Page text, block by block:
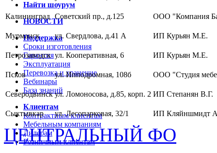
Найти шоурум
НОВОСТИ
Поддержка
Сроки изготовления
Гарантия
Эксплуатация
Перевозка и хранение
Вебинары
База знаний
Клиентам
Контрактным клиентам
Мебельным компаниям
Дилерам
Розничным клиентам
Калининград Советский пр., д.125 ООО "Компания
Мурманск ул. Свердлова, д.41 А ИП Курьян М.Е.
Петрозаводск ул. Кооперативная, 6 ИП Курьян М.Е.
Псков ул. Ипподромная, 108б ООО "Студия
Северодвинск ул. Ломоносова, д.85, корп. 2 ИП Степанян В.Г.
Сыктывкар ул. Лесопарковая, 32/1 ИП Кляйншмидт
ЦЕНТРАЛЬНЫЙ ФО